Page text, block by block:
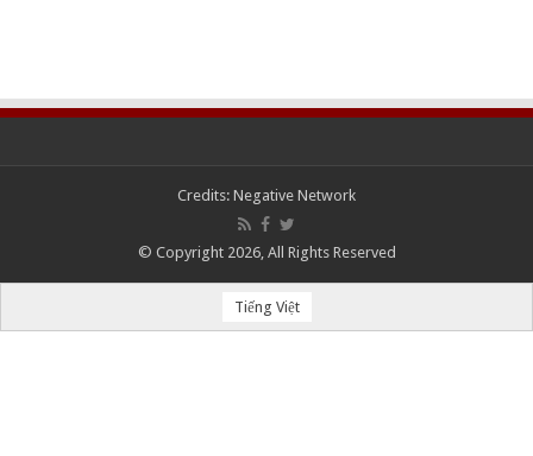
Credits: Negative Network
© Copyright 2026, All Rights Reserved
Tiếng Việt